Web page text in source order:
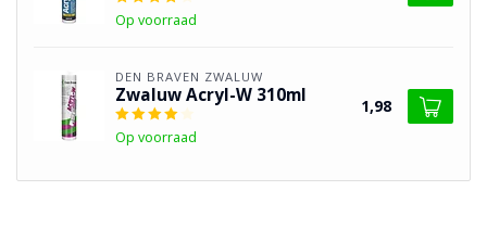
Op voorraad
DEN BRAVEN ZWALUW
Zwaluw Acryl-W 310ml
Op voorraad
1,98